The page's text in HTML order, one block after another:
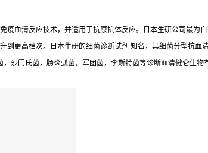
疫血清反应技术，并适用于抗原抗体反应。日本生研公司最
更高档次。日本生研的细菌诊断试剂 知名，其细菌分型抗血
沙门氏菌，肠炎弧菌，军团菌，李斯特菌等诊断血清健仑生物